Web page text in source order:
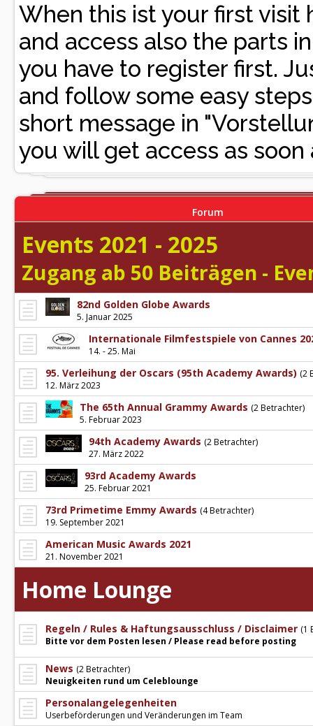
When this ist your first visit
and access also the parts
you have to register first.
and follow some easy
short message in
you will get access as
Forum
Events 2021 - 2025
Zugang ab 50 Beiträgen -
82nd Golden Globe Awards
5. Januar 2025
Internationale Filmfestspiele von Cannes
14. - 25. Mai
95. Verleihung der Oscars (95th Academy Awards) (2
12. März 2023
The 65th Annual Grammy Awards (2 Betrachter)
5. Februar 2023
94th Academy Awards (2 Betrachter)
27. März 2022
93rd Academy Awards
25. Februar 2021
73rd Primetime Emmy Awards (4 Betrachter)
19. September 2021
American Music Awards 2021
21. November 2021
Home Lounge
Regeln / Rules & Haftungsausschluss / Disclaimer (1
Bitte vor dem Posten lesen / Please read before posting
News (2 Betrachter)
Neuigkeiten rund um Celeblounge
Personalangelegenheiten
Userbeförderungen und Veränderungen im Team